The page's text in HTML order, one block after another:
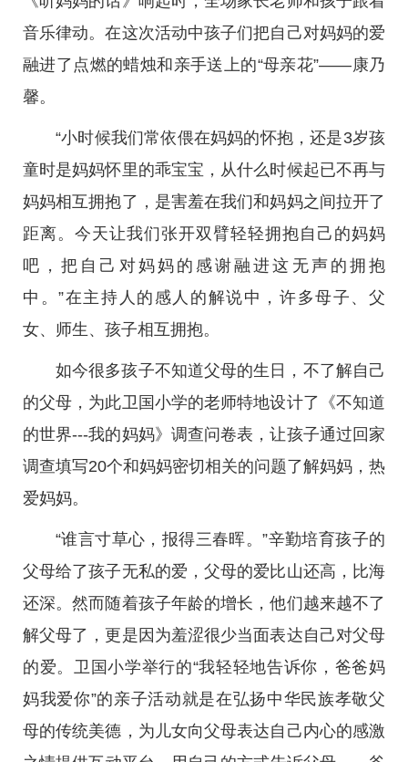
音乐律动。在这次活动中孩子们把自己对妈妈的爱
融进了点燃的蜡烛和亲手送上的“母亲花”——康乃
馨。
“小时候我们常依偎在妈妈的怀抱，还是3岁孩
童时是妈妈怀里的乖宝宝，从什么时候起已不再与
妈妈相互拥抱了，是害羞在我们和妈妈之间拉开了
距离。今天让我们张开双臂轻轻拥抱自己的妈妈
吧，把自己对妈妈的感谢融进这无声的拥抱
中。”在主持人的感人的解说中，许多母子、父
女、师生、孩子相互拥抱。
如今很多孩子不知道父母的生日，不了解自己
的父母，为此卫国小学的老师特地设计了《不知道
的世界---我的妈妈》调查问卷表，让孩子通过回家
调查填写20个和妈妈密切相关的问题了解妈妈，热
爱妈妈。
“谁言寸草心，报得三春晖。”辛勤培育孩子的
父母给了孩子无私的爱，父母的爱比山还高，比海
还深。然而随着孩子年龄的增长，他们越来越不了
解父母了，更是因为羞涩很少当面表达自己对父母
的爱。卫国小学举行的“我轻轻地告诉你，爸爸妈
妈我爱你”的亲子活动就是在弘扬中华民族孝敬父
母的传统美德，为儿女向父母表达自己内心的感激